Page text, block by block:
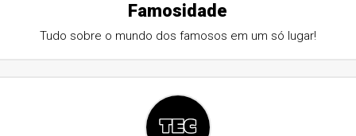
Famosidade
Tudo sobre o mundo dos famosos em um só lugar!